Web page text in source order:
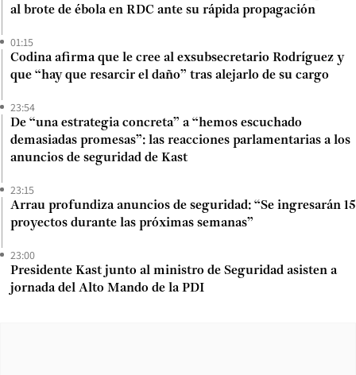
al brote de ébola en RDC ante su rápida propagación
01:15
Codina afirma que le cree al exsubsecretario Rodríguez y
que “hay que resarcir el daño” tras alejarlo de su cargo
23:54
De “una estrategia concreta” a “hemos escuchado
demasiadas promesas”: las reacciones parlamentarias a los
anuncios de seguridad de Kast
23:15
Arrau profundiza anuncios de seguridad: “Se ingresarán 15
proyectos durante las próximas semanas”
23:00
Presidente Kast junto al ministro de Seguridad asisten a
jornada del Alto Mando de la PDI